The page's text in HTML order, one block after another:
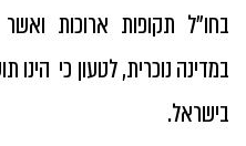
בחו"ל תקופות ארוכות ואשר
במדינה נוכרית, לטעון כי
בישראל.